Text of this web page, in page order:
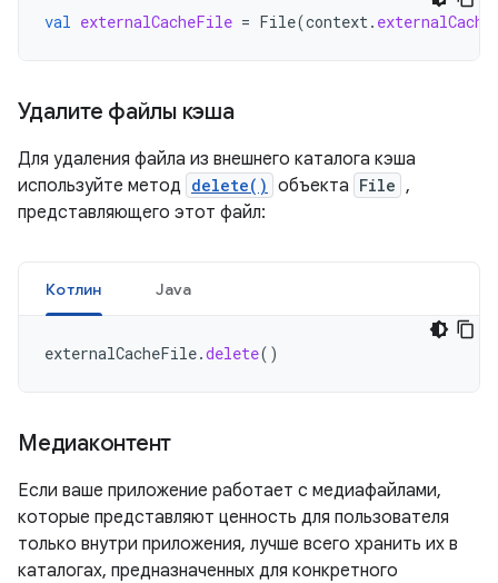
val externalCacheFile = File(context.
Удалите файлы кэша
Для удаления файла из внешнего каталога кэша
используйте метод delete() объекта File ,
представляющего этот файл:
Котлин Java
externalCacheFile.delete()
Медиаконтент
Если ваше приложение работает с медиафайлами,
которые представляют ценность для пользователя
только внутри приложения, лучше всего хранить их в
каталогах, предназначенных для конкретного